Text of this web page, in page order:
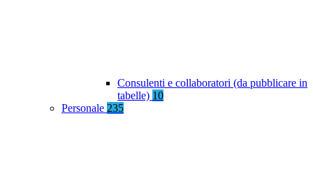
Consulenti e collaboratori (da pubblicare in
tabelle) 10
Personale 235